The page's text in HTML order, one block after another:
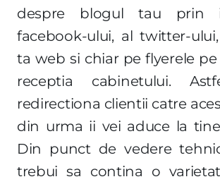
despre blogul tau prin
facebook-ului, al twitter-
ta web si chiar pe flyerele pe
receptia cabinetului.
redirectiona clientii catre
din urma ii vei aduce la
Din punct de vedere
trebui sa contina o